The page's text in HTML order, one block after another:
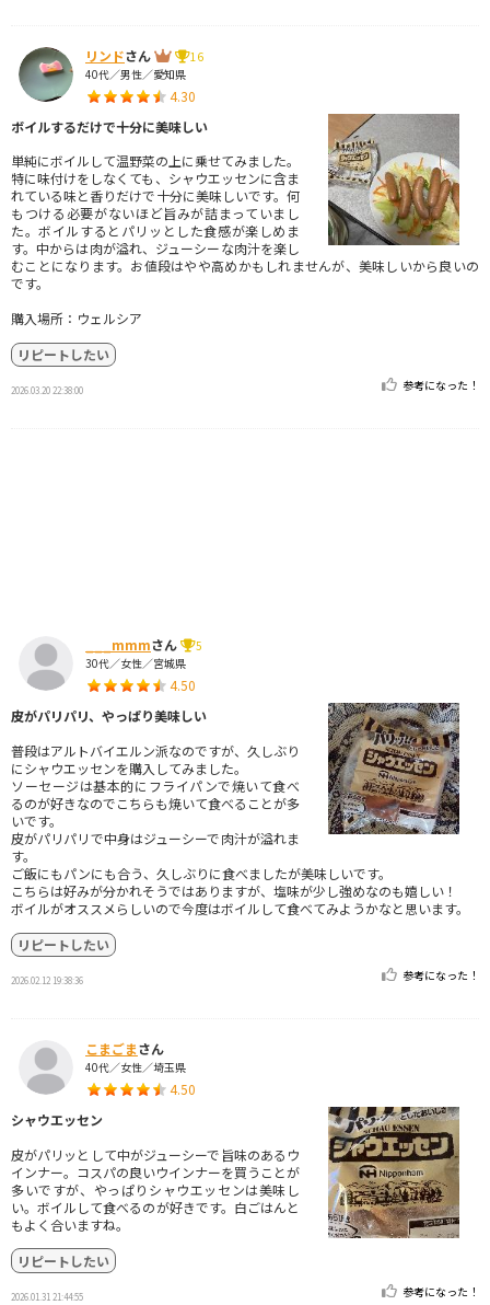
リンドさん
16
40代／男性／愛知県
4.30
ボイルするだけで十分に美味しい
単純にボイルして温野菜の上に乗せてみました。
特に味付けをしなくても、シャウエッセンに含ま
れている味と香りだけで十分に美味しいです。何
もつける必要がないほど旨みが詰まっていまし
た。ボイルするとパリッとした食感が楽しめま
す。中からは肉が溢れ、ジューシーな肉汁を楽し
むことになります。お値段はやや高めかもしれませんが、美味しいから良いの
です。
購入場所：ウェルシア
リピートしたい
2026.03.20 22:38:00 参考になった！
___mmmさん
5
30代／女性／宮城県
4.50
皮がパリパリ、やっぱり美味しい
普段はアルトバイエルン派なのですが、久しぶり
にシャウエッセンを購入してみました。
ソーセージは基本的にフライパンで焼いて食べ
るのが好きなのでこちらも焼いて食べることが多
いです。
皮がパリパリで中身はジューシーで肉汁が溢れま
す。
ご飯にもパンにも合う、久しぶりに食べましたが美味しいです。
こちらは好みが分かれそうではありますが、塩味が少し強めなのも嬉しい！
ボイルがオススメらしいので今度はボイルして食べてみようかなと思います。
リピートしたい
2026.02.12 19:38:36 参考になった！
こまごまさん
40代／女性／埼玉県
4.50
シャウエッセン
皮がパリッとして中がジューシーで旨味のあるウ
インナー。コスパの良いウインナーを買うことが
多いですが、やっぱりシャウエッセンは美味し
い。ボイルして食べるのが好きです。白ごはんと
もよく合いますね。
リピートしたい
2026.01.31 21:44:55 参考になった！